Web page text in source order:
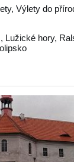
Výlety do
, Lužické hory,